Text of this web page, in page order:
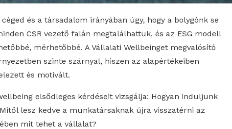
és a társadalom irányában úgy, hogy a bolygónk se
CSR vezető falán megtalálhattuk, és az ESG modell
mérhetőbbé. A Vállalati Wellbeinget megvalósító
szinte szárnyal, hiszen az alapértékeiben
és motivált.
elsődleges kérdéseit vizsgálja: Hogyan induljunk
lesz kedve a munkatársaknak újra visszatérni az
mit tehet a vállalat?